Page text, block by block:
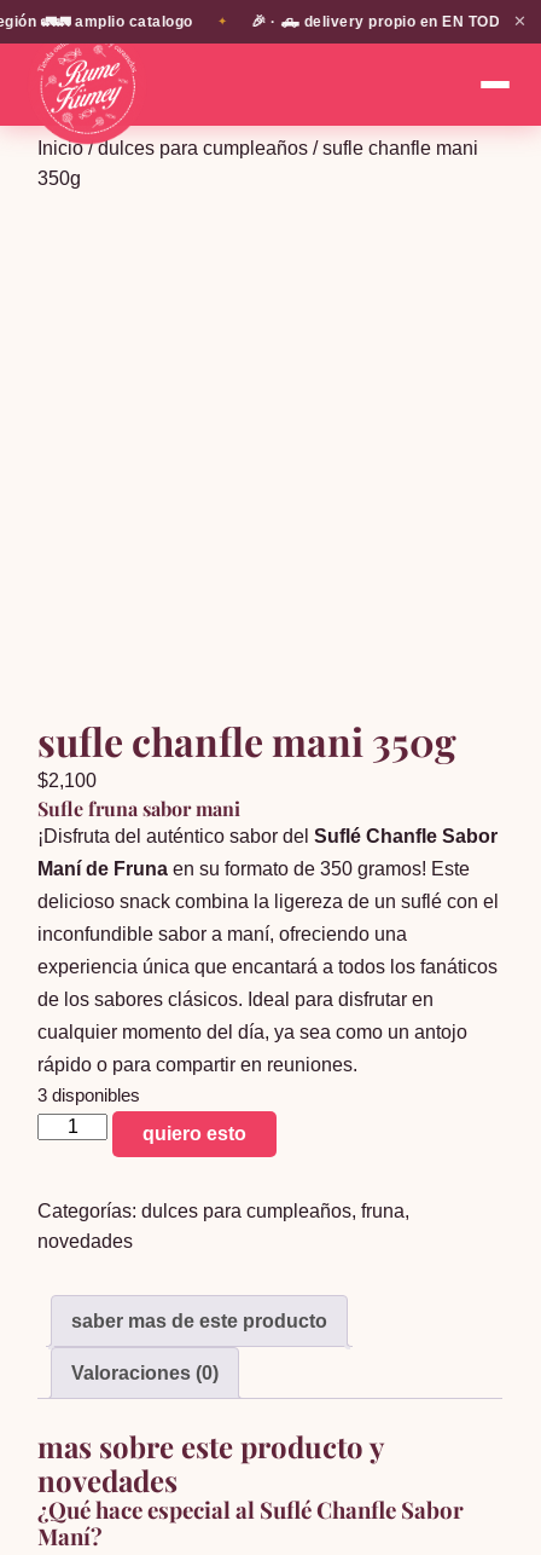
amplio catalogo ✦ 🎉 · 🛻 delivery propio en EN TODA LA ✕
Inicio/dulces para cumpleaños / sufle chanfle mani
350g
sufle chanfle mani 350g
$2,100
Sufle fruna sabor mani
¡Disfruta del auténtico sabor delSuflé Chanfle Sabor
Maní de Fruna en su formato de 350 gramos! Este
delicioso snack combina la ligereza de un suflé con el
inconfundible sabor a maní, ofreciendo una
experiencia única que encantará a todos los fanáticos
de los sabores clásicos. Ideal para disfrutar en
cualquier momento del día, ya sea como un antojo
rápido o para compartir en reuniones.
3 disponibles
sufle
350g
cantidad
quiero esto
Categorías:dulces para cumpleaños,fruna,
novedades
saber mas de este producto
Valoraciones (0)
mas sobre este producto y
novedades
¿Qué hace especial al Suflé Chanfle Sabor
Maní?